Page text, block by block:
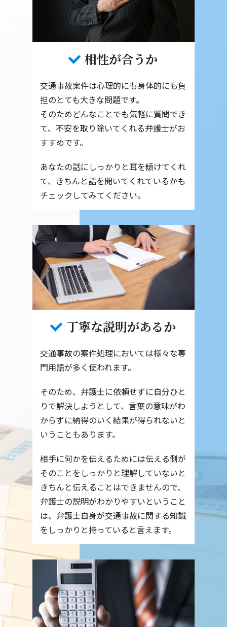
相性が合うか
交通事故案件は心理的にも身体的にも負
担のとても大きな問題です。
そのためどんなことでも気軽に質問でき
て、不安を取り除いてくれる弁護士がお
すすめです。
あなたの話にしっかりと耳を傾けてくれ
て、きちんと話を聞いてくれているかも
チェックしてみてください。
丁寧な説明があるか
交通事故の案件処理においては様々な専
門用語が多く使われます。
そのため、弁護士に依頼せずに自分ひと
りで解決しようとして、言葉の意味がわ
からずに納得のいく結果が得られないと
いうこともあります。
相手に何かを伝えるためには伝える側が
そのことをしっかりと理解していないと
きちんと伝えることはできませんので、
弁護士の説明がわかりやすいということ
は、弁護士自身が交通事故に関する知識
をしっかりと持っていると言えます。